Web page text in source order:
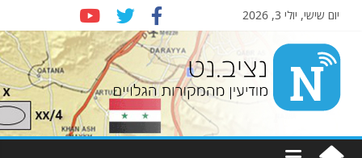
יום שישי, יולי 3, 2026
Nziv.net
מודיעין
מהמקורות